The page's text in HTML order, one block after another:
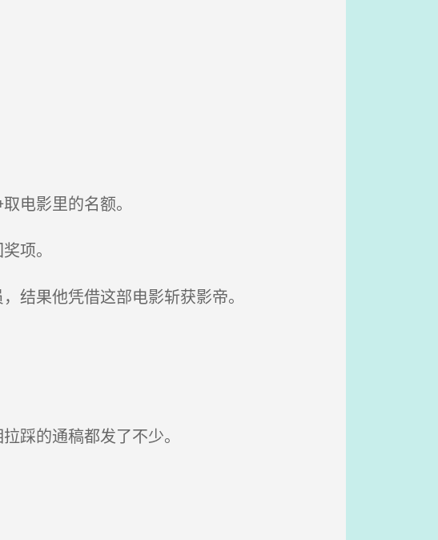
电影里的名额。
项。
结果他凭借这部电影斩获影帝。
踩的通稿都发了不少。